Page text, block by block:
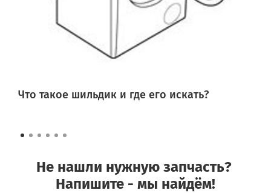
Что такое шильдик и где его искать?
Не нашли нужную запчасть?
Напишите - мы найдём!